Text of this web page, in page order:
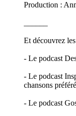
Production :
Et découvrez
- Le podcast
- Le podcast
chansons
- Le podcast